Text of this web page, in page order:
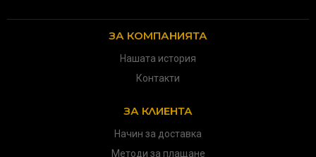
ЗА КОМПАНИЯТА
Нашата история
Контакти
ЗА КЛИЕНТА
Начин за доставка
Методи за плащане